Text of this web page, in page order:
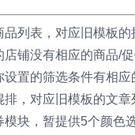
列表，对应旧模板的
铺没有相应的商品/
设置的筛选条件有相
，对应旧模板的文章
块，暂提供5个颜色